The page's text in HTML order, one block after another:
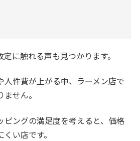
に触れる声も見つかります。
人件費が上がる中、ラーメン店で
せん。
ピングの満足度を考えると、価格
い店です。